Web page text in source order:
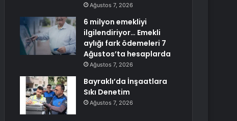
Ağustos 7, 2026
6 milyon emekliyi
ilgilendiriyor… Emekli
aylığı fark ödemeleri 7
Ağustos’ta hesaplarda
Ağustos 7, 2026
Bayraklı’da İnşaatlara
Sıkı Denetim
Ağustos 7, 2026